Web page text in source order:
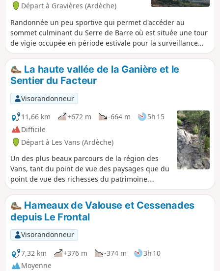
Départ à Gravières (Ardèche)
Randonnée un peu sportive qui permet d'accéder au
sommet culminant du Serre de Barre où est située une tour
de vigie occupée en période estivale pour la surveillance
des incendies. Du sommet, on profite d'un beau point de
vue sur la plaine et la montagne ardéchoise.
La haute vallée de la Ganière et le
Sentier du Facteur
Visorandonneur
11,66 km
+672 m -664 m
5h 15
Difficile
Départ à Les Vans (Ardèche)
Un des plus beaux parcours de la région des
Vans, tant du point de vue des paysages que du
point de vue des richesses du patrimoine.
Sentiers en balcon, châtaigneraies et séchoirs,
rivière aurifère, murets et ruches taillées dans
les troncs des châtaigniers, tout vous invite à la
découverte de cette enclave de l'Ardèche et ces
hameaux, qui n'étaient autrefois accessibles
qu'à pied. Attention, montées et descentes
raides ou très raides. Comptez 5 heures pour le
parcours, plus pour flâner.
Hameaux de Valouse et Cessenades
depuis Le Frontal
Visorandonneur
7,32 km
+376 m -374 m
3h 10
Moyenne